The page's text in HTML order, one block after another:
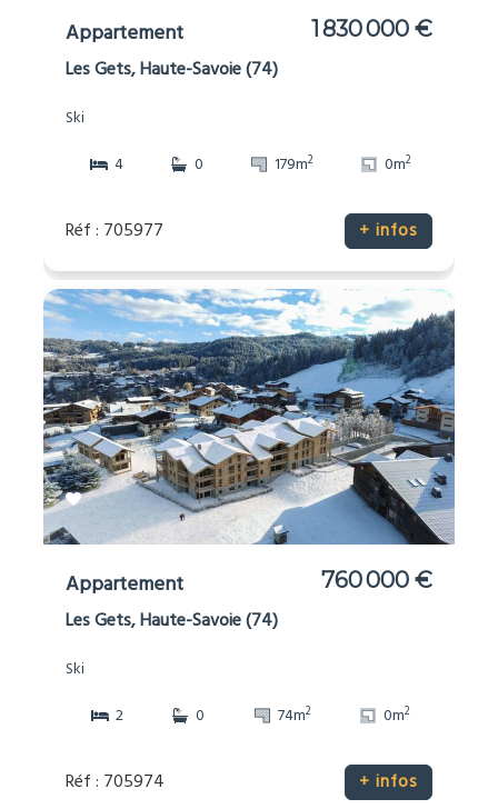
Appartement 1 830 000 €
Les Gets, Haute-Savoie (74)
Ski
4
0 179m2 0m2
Réf : 705977 + infos
Appartement 760 000 €
Les Gets, Haute-Savoie (74)
Ski
2
0 74m2 0m2
Réf : 705974 + infos